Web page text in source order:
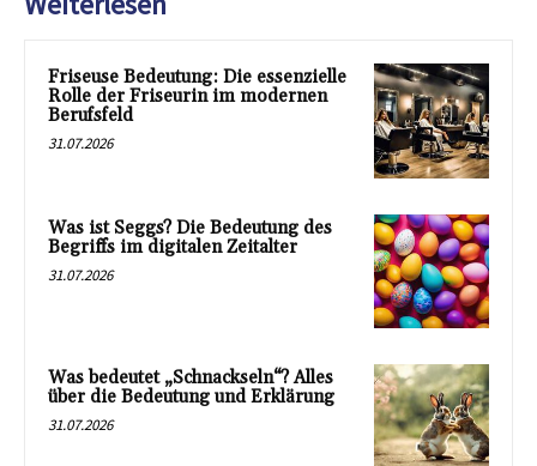
Friseuse Bedeutung: Die essenzielle
Rolle der Friseurin im modernen
Berufsfeld
31.07.2026
Was ist Seggs? Die Bedeutung des
Begriffs im digitalen Zeitalter
31.07.2026
Was bedeutet „Schnackseln“? Alles
über die Bedeutung und Erklärung
31.07.2026